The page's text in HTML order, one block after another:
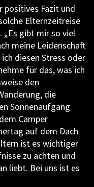
positives Fazit und
Elternzeitreise
„Es gibt mir so viel
meine Leidenschaft
diesen Stress oder
für das, was ich
den
die
Sonnenaufgang
Camper
auf dem Dach
ist es wichtiger
zu achten und
liebt. Bei uns ist es